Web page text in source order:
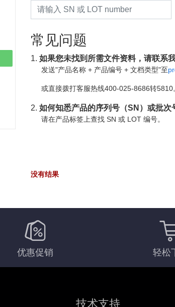
常见问题
1. 如果您未找到所需文件资料，请联系我
发送"产品名称 + 产品编号 + 文档类型"至
或直接拨打客服热线400-025-8686转5810
2. 如何知悉产品的序列号（SN）或批
请在产品标签上查找 SN 或 LOT 编号。
没有结果
优惠促销 轻松
技术支持